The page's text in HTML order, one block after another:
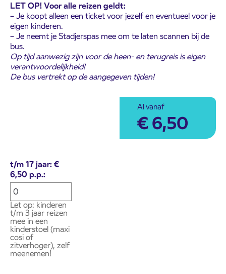
LET OP! Voor alle reizen geldt:
– Je koopt alleen een ticket voor jezelf en eventueel voor je
eigen kinderen.
– Je neemt je Stadjerspas mee om te laten scannen bij de
bus.
Op tijd aanwezig zijn voor de heen- en terugreis is eigen
verantwoordelijkheid!
De bus vertrekt op de aangegeven tijden!
Al vanaf
€ 6,50
t/m 17 jaar: €
6,50 p.p.:
Let op: kinderen
t/m 3 jaar reizen
mee in een
kinderstoel (maxi
cosi of
zitverhoger), zelf
meenemen!